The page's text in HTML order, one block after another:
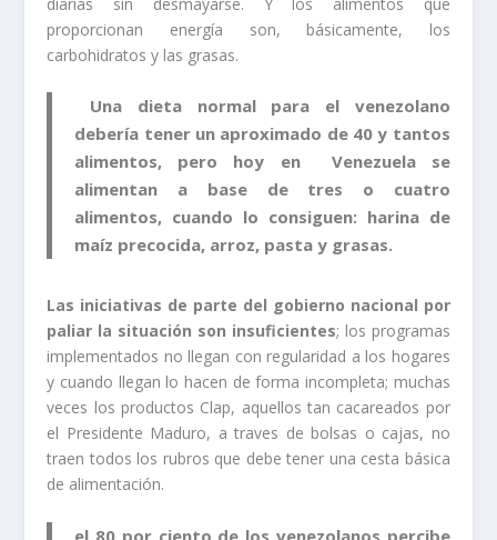
proporcionan energía son, básicamente, los
carbohidratos y las grasas.
Una dieta normal para el venezolano
debería tener un aproximado de 40 y tantos
alimentos, pero hoy en Venezuela se
alimentan a base de tres o cuatro
alimentos, cuando lo consiguen: harina de
maíz precocida, arroz, pasta y grasas.
Las iniciativas de parte del gobierno nacional por
paliar la situación son insuficientes; los programas
implementados no llegan con regularidad a los hogares
y cuando llegan lo hacen de forma incompleta; muchas
veces los productos Clap, aquellos tan cacareados por
el Presidente Maduro, a traves de bolsas o cajas, no
traen todos los rubros que debe tener una cesta básica
de alimentación.
el 80 por ciento de los venezolanos percibe